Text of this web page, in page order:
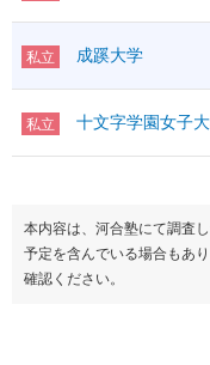
私立 成蹊大学
私立 十文字学園女子
本内容は、河合塾にて調査
予定を含んでいる場合もあ
確認ください。